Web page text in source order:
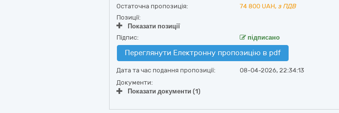
Остаточна пропозиція:
74 800 UAH, з ПДВ
Позиції:
Показати позиції
Підпис:
підписано
Переглянути Електронну пропозицію в pdf
Дата та час подання пропозиції:
08-04-2026, 22:34:13
Документи:
Показати документи (1)